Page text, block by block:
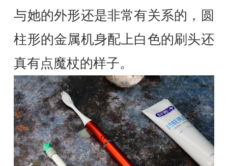
与她的外形还是非常有关系的，圆
柱形的金属机身配上白色的刷头还
真有点魔杖的样子。